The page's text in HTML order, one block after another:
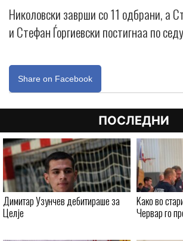
Николовски заврши со 11 одбрани, а
и Стефан Ѓоргиевски постигнаа по
Share on Facebook
ПОСЛЕДНИ
Димитар Узунчев дебитираше за
Целје
Kaко во
Червар го